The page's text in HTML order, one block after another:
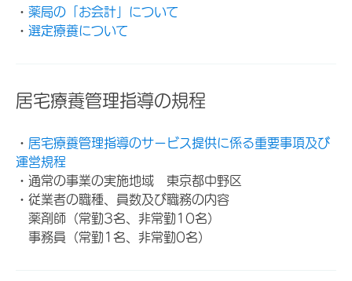
・ 薬局の「お会計」について
・ 選定療養について
居宅療養管理指導の規程
・ 居宅療養管理指導のサービス提供に係る重要事項及び
運営規程
・通常の事業の実施地域 東京都中野区
・従業者の職種、員数及び職務の内容
薬剤師（常勤3名、非常勤10名）
事務員（常勤1名、非常勤0名）